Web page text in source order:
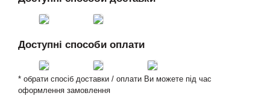
Доступні способи оплати
* обрати спосіб доставки / оплати Ви можете під час
оформлення замовлення